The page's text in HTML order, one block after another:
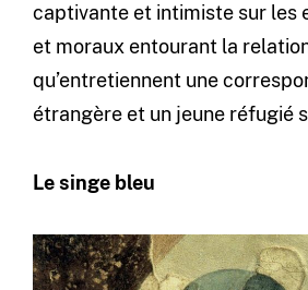
captivante et intimiste sur les
et moraux entourant la
qu’entretiennent une
étrangère et un jeune réfugié
Le singe bleu